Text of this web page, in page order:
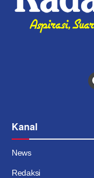
Kanal
News
Redaksi